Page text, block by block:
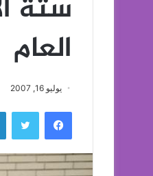
ستة
العام
يوليو 16, 2007
فيسبوك